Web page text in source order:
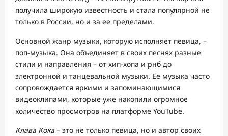
получила широкую известность и стала популярной не
только в России, но и за ее пределами.
Основной жанр музыки, которую исполняет певица, –
поп-музыка. Она объединяет в своих песнях разные
стили и направления – от хип-хопа и рнб до
электронной и танцевальной музыки. Ее музыка часто
сопровождается яркими и запоминающимися
видеоклипами, которые уже накопили огромное
количество просмотров на платформе YouTube.
Клава Кока – это не только певица, но и автор своих